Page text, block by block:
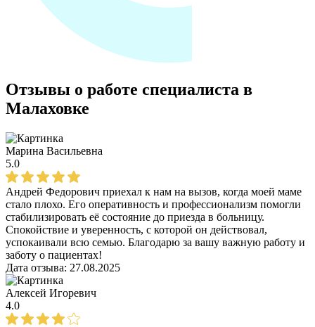
Отзывы о работе специалиста в
Малаховке
Марина Васильевна
5.0
Андрей Федорович приехал к нам на вызов, когда моей маме
стало плохо. Его оперативность и профессионализм помогли
стабилизировать её состояние до приезда в больницу.
Спокойствие и уверенность, с которой он действовал,
успокаивали всю семью. Благодарю за вашу важную работу и
заботу о пациентах!
Дата отзыва: 27.08.2025
Алексей Игоревич
4.0